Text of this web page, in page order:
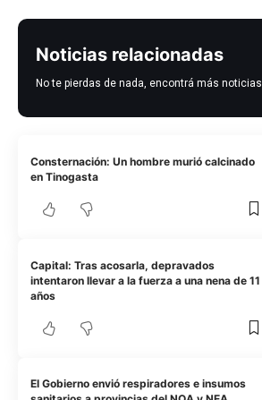
Noticias relacionadas
No te pierdas de nada, encontrá más noticias
Consternación: Un hombre murió calcinado
en Tinogasta
Capital: Tras acosarla, depravados
intentaron llevar a la fuerza a una nena de 11
años
El Gobierno envió respiradores e insumos